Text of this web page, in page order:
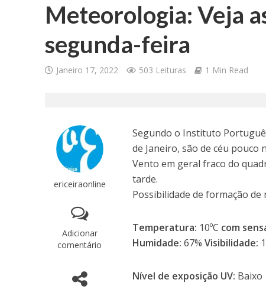
Meteorologia: Veja
segunda-feira
Janeiro 17, 2022 503 Leituras 1 Min Read
ericeiraonline
Adicionar
comentário
Segundo o Instituto
de Janeiro, são de céu pouco
Vento em geral fraco do
tarde.
Possibilidade de formação
Temperatura: 10ºC com
Humidade: 67%Visibilidade:
Nível de exposição UV: Baixo